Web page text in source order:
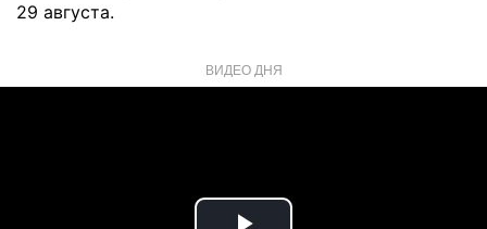
29 августа.
ВИДЕО ДНЯ